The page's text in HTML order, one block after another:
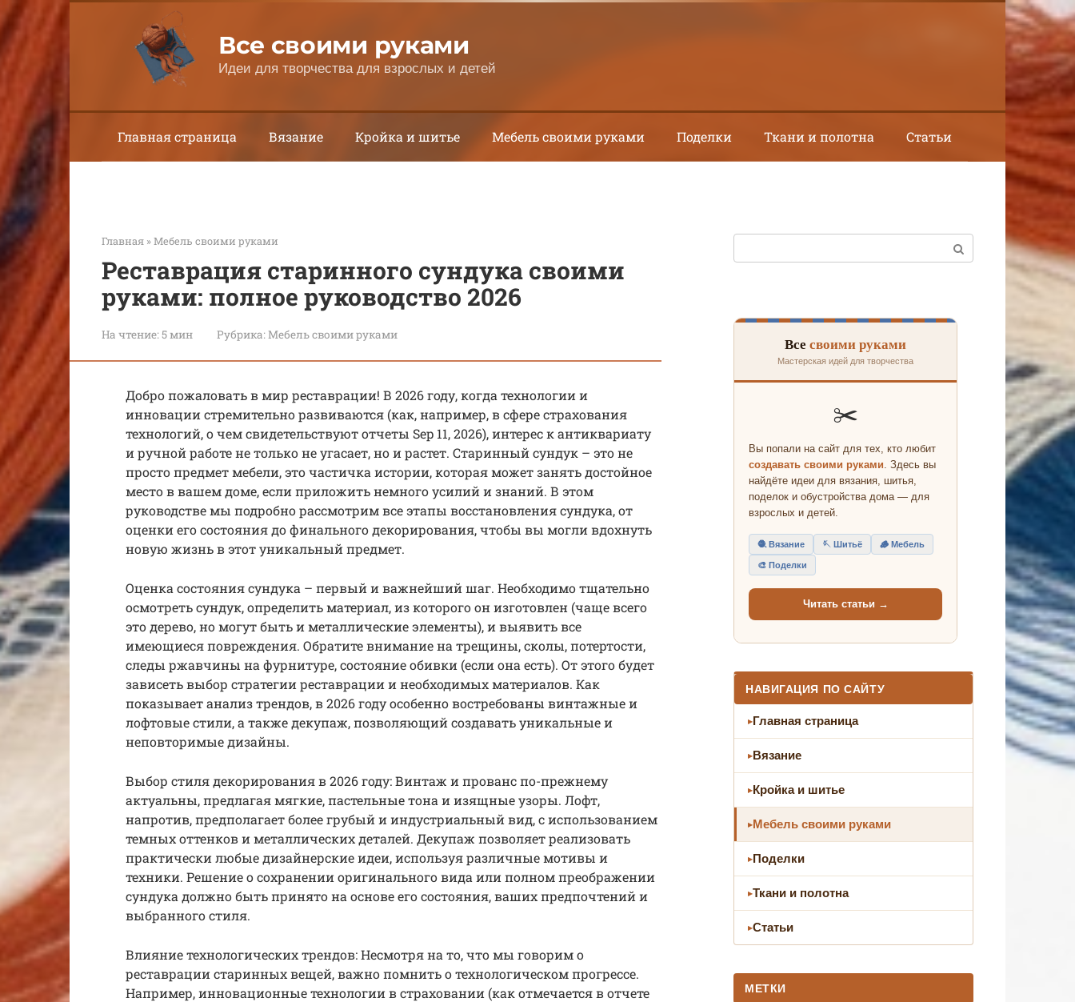
Перейти
к
контенту
Все своими руками
Идеи для творчества для взрослых и детей
Главная страница Вязание Кройка и шитье Мебель своими руками Поделки Ткани и полотна Статьи
Главная »Мебель своими руками
Реставрация старинного сундука своими
руками: полное руководство 2026
На чтение: 5 мин Рубрика:Мебель своими руками
Добро пожаловать в мир реставрации! В 2026 году, когда технологии и
инновации стремительно развиваются (как, например, в сфере страхования
технологий, о чем свидетельствуют отчеты Sep 11, 2026), интерес к антиквариату
и ручной работе не только не угасает, но и растет. Старинный сундук – это не
просто предмет мебели, это частичка истории, которая может занять достойное
место в вашем доме, если приложить немного усилий и знаний. В этом
руководстве мы подробно рассмотрим все этапы восстановления сундука, от
оценки его состояния до финального декорирования, чтобы вы могли вдохнуть
новую жизнь в этот уникальный предмет.
Оценка состояния сундука – первый и важнейший шаг. Необходимо тщательно
осмотреть сундук, определить материал, из которого он изготовлен (чаще всего
это дерево, но могут быть и металлические элементы), и выявить все
имеющиеся повреждения. Обратите внимание на трещины, сколы, потертости,
следы ржавчины на фурнитуре, состояние обивки (если она есть). От этого будет
зависеть выбор стратегии реставрации и необходимых материалов. Как
показывает анализ трендов, в 2026 году особенно востребованы винтажные и
лофтовые стили, а также декупаж, позволяющий создавать уникальные и
неповторимые дизайны.
Выбор стиля декорирования в 2026 году: Винтаж и прованс по-прежнему
актуальны, предлагая мягкие, пастельные тона и изящные узоры. Лофт,
напротив, предполагает более грубый и индустриальный вид, с использованием
темных оттенков и металлических деталей. Декупаж позволяет реализовать
практически любые дизайнерские идеи, используя различные мотивы и
техники. Решение о сохранении оригинального вида или полном преображении
сундука должно быть принято на основе его состояния, ваших предпочтений и
выбранного стиля.
Влияние технологических трендов: Несмотря на то, что мы говорим о
реставрации старинных вещей, важно помнить о технологическом прогрессе.
Например, инновационные технологии в страховании (как отмечается в отчете
Все своими руками
Мастерская идей для творчества
✂️
Вы попали на сайт для тех, кто любит
создавать своими руками. Здесь вы
найдёте идеи для вязания, шитья,
поделок и обустройства дома — для
взрослых и детей.
🧶 Вязание 🪡 Шитьё 🪵 Мебель
🎨 Поделки
Читать статьи →
НАВИГАЦИЯ ПО САЙТУ
Главная страница
Вязание
Кройка и шитье
Мебель своими руками
Поделки
Ткани и полотна
Статьи
МЕТКИ